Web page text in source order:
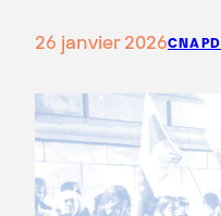
26 janvier 2026CNAPD